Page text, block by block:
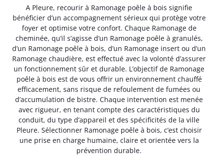
A Pleure, recourir à Ramonage poêle à bois signifie
bénéficier d’un accompagnement sérieux qui protège votre
foyer et optimise votre confort. Chaque Ramonage de
cheminée, qu’il s’agisse d’un Ramonage poêle à granulés,
d’un Ramonage poêle à bois, d’un Ramonage insert ou d’un
Ramonage chaudière, est effectué avec la volonté d’assurer
un fonctionnement sûr et durable. L’objectif de Ramonage
poêle à bois est de vous offrir un environnement chauffé
efficacement, sans risque de refoulement de fumées ou
d’accumulation de bistre. Chaque intervention est menée
avec rigueur, en tenant compte des caractéristiques du
conduit, du type d’appareil et des spécificités de la ville
Pleure. Sélectionner Ramonage poêle à bois, c’est choisir
une prise en charge humaine, claire et orientée vers la
prévention durable.